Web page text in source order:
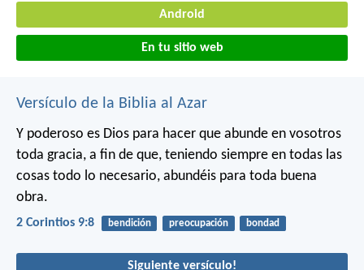
Android
En tu sitio web
Versículo de la Biblia al Azar
Y poderoso es Dios para hacer que abunde en vosotros
toda gracia, a fin de que, teniendo siempre en todas las
cosas todo lo necesario, abundéis para toda buena
obra.
2 Corintios 9:8 bendición preocupación bondad
Siguiente versículo!